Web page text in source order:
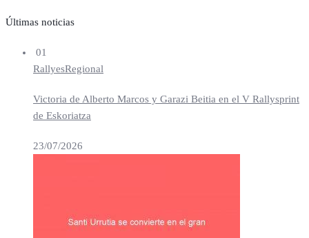
Últimas noticias
01
RallyesRegional
Victoria de Alberto Marcos y Garazi Beitia en el V Rallysprint
de Eskoriatza
23/07/2026